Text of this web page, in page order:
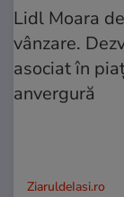
ZiaruldeIasi.ro